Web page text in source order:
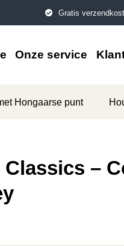
Gratis
Onze service
Hongaarse punt
Classics –